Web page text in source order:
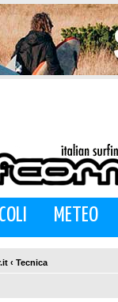
METEO
‹ Tecnica